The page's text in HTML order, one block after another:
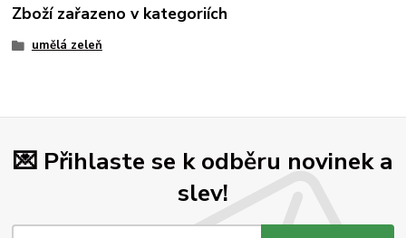
Zboží zařazeno v kategoriích
umělá zeleň
💌 Přihlaste se k odběru novinek a
slev!